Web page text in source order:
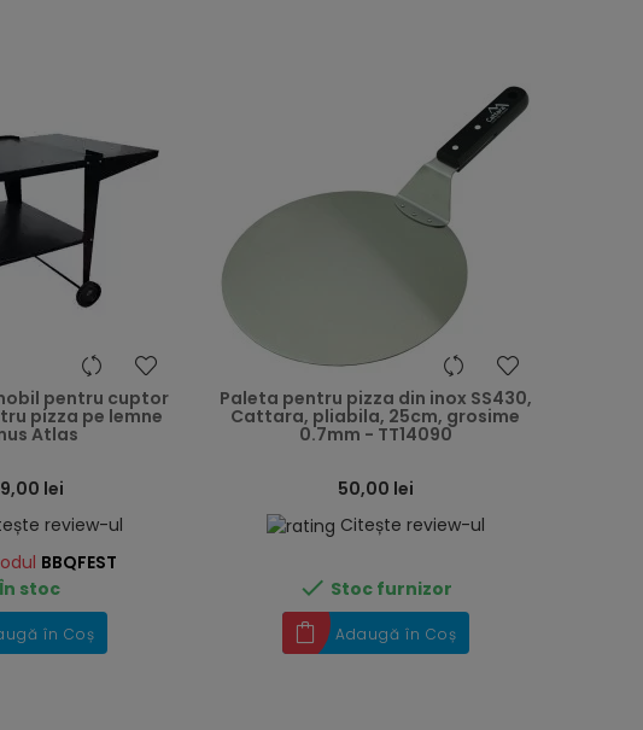
heart
pentru cuptor
pizza pe lemne
Atlas
lei
review-ul
BBQFEST
În stoc
în Coș
heart
Paleta pentru pizza din inox SS430,
Cattara, pliabila, 25cm, grosime
0.7mm - TT14090
50,00 lei
Citește review-ul
 Stoc furnizor
Adaugă în Coș